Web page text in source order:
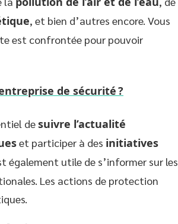
, et bien d’autres encore. Vous
est confrontée pour pouvoir
de sécurité ?
desuivre l’actualité
et participer à des initiatives
également utile de s’informer sur les
Les actions de protection